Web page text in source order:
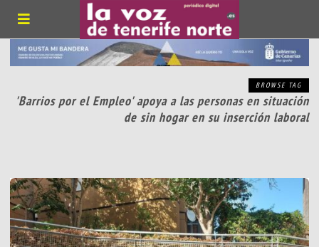
BROWSE TAG
'Barrios por el Empleo' apoya a las personas en situación
de sin hogar en su inserción laboral